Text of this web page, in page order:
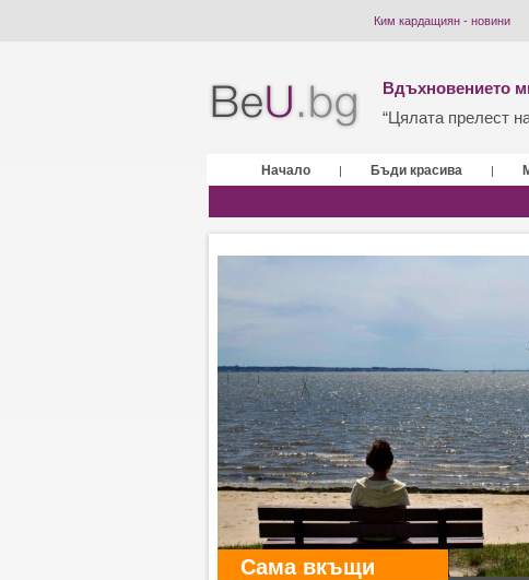
Ким кардащиян - новини
Вдъхновението
“Цялата прелест
Начало | Бъди красива |
Сама вкъщи